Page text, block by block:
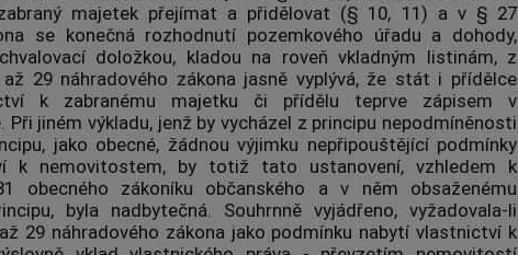
majetek přejímat a přidělovat (§ 10, 11) a v § 27
se konečná rozhodnutí pozemkového úřadu a dohody,
doložkou, kladou na roveň vkladným listinám, z
29 náhradového zákona jasně vyplývá, že stát i přídělce
k zabranému majetku či přídělu teprve zápisem v
Při jiném výkladu, jenž by vycházel z principu nepodmíněnosti
jako obecné, žádnou výjimku nepřipouštějící podmínky
k nemovitostem, by totiž tato ustanovení, vzhledem k
obecného zákoníku občanského a v něm obsaženému
byla nadbytečná. Souhrnně vyjádřeno, vyžadovala-li
29 náhradového zákona jako podmínku nabytí vlastnictví k